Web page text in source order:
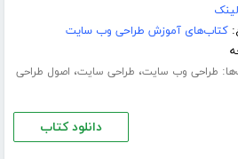
کتاب‌های آموزش طراحی وب سایت
طراحی وب سایت، طراحی سایت، اصول طراحی
دانلود کتاب